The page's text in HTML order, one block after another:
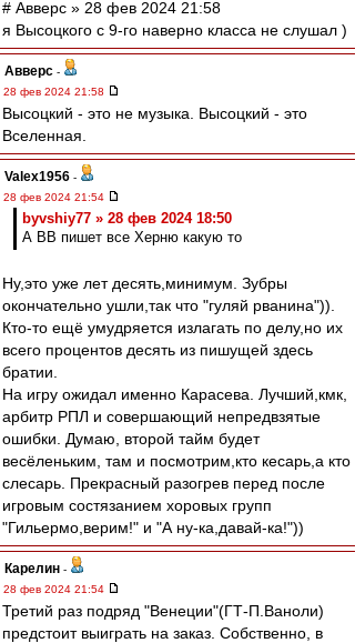
# Авверс » 28 фев 2024 21:58
я Высоцкого с 9-го наверно класса не слушал )
Авверс -
28 фев 2024 21:58
Высоцкий - это не музыка. Высоцкий - это
Вселенная.
Valex1956 -
28 фев 2024 21:54
byvshiy77 » 28 фев 2024 18:50
А ВВ пишет все Херню какую то
Ну,это уже лет десять,минимум. Зубры
окончательно ушли,так что "гуляй рванина")).
Кто-то ещё умудряется излагать по делу,но их
всего процентов десять из пишущей здесь
братии.
На игру ожидал именно Карасева. Лучший,кмк,
арбитр РПЛ и совершающий непредвзятые
ошибки. Думаю, второй тайм будет
весёленьким, там и посмотрим,кто кесарь,а кто
слесарь. Прекрасный разогрев перед после
игровым состязанием хоровых групп
"Гильермо,верим!" и "А ну-ка,давай-ка!"))
Карелин -
28 фев 2024 21:54
Третий раз подряд "Венеции"(ГТ-П.Ваноли)
предстоит выиграть на заказ. Собственно, в